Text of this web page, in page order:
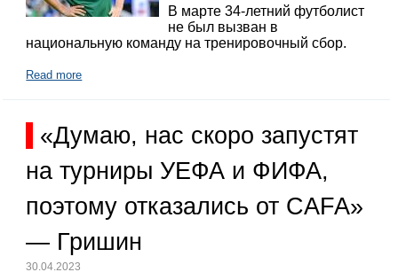
В марте 34-летний футболист
не был вызван в
национальную команду на тренировочный сбор.
Read more
«Думаю, нас скоро запустят
на турниры УЕФА и ФИФА,
поэтому отказались от CAFA»
— Гришин
30.04.2023